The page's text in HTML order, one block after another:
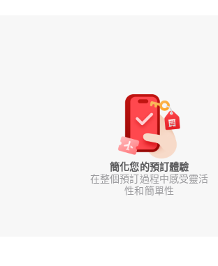
簡化您的預訂體驗
在整個預訂過程中感受靈活
性和簡單性